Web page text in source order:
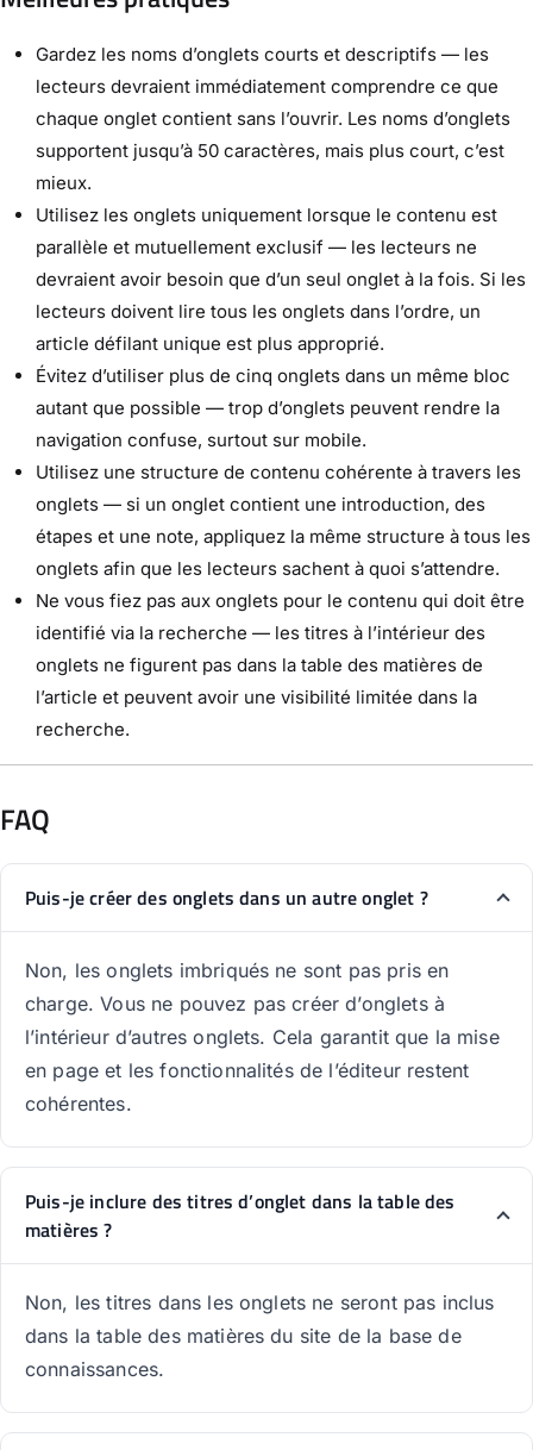
Gardez les noms d’onglets courts et descriptifs — les
lecteurs devraient immédiatement comprendre ce que
chaque onglet contient sans l’ouvrir. Les noms d’onglets
supportent jusqu’à 50 caractères, mais plus court, c’est
mieux.
Utilisez les onglets uniquement lorsque le contenu est
parallèle et mutuellement exclusif — les lecteurs ne
devraient avoir besoin que d’un seul onglet à la fois. Si les
lecteurs doivent lire tous les onglets dans l’ordre, un
article défilant unique est plus approprié.
Évitez d’utiliser plus de cinq onglets dans un même bloc
autant que possible — trop d’onglets peuvent rendre la
navigation confuse, surtout sur mobile.
Utilisez une structure de contenu cohérente à travers les
onglets — si un onglet contient une introduction, des
étapes et une note, appliquez la même structure à tous les
onglets afin que les lecteurs sachent à quoi s’attendre.
Ne vous fiez pas aux onglets pour le contenu qui doit être
identifié via la recherche — les titres à l’intérieur des
onglets ne figurent pas dans la table des matières de
l’article et peuvent avoir une visibilité limitée dans la
recherche.
FAQ
Puis-je créer des onglets dans un autre onglet ?
Non, les onglets imbriqués ne sont pas pris en
charge. Vous ne pouvez pas créer d’onglets à
l’intérieur d’autres onglets. Cela garantit que la mise
en page et les fonctionnalités de l’éditeur restent
cohérentes.
Puis-je inclure des titres d’onglet dans la table des
matières ?
Non, les titres dans les onglets ne seront pas inclus
dans la table des matières du site de la base de
connaissances.